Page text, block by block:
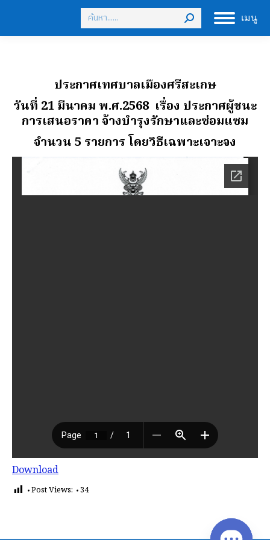
เมนู
Search:
ประกาศเทศบาลเมืองศรีสะเกษ
วันที่ 21 มีนาคม พ.ศ.2568 เรื่อง ประกาศผู้ชนะ
การเสนอราคา จ้างบํารุงรักษาและซ่อมแซม
จํานวน 5 รายการ โดยวิธีเฉพาะเจาะจง
Download
Post Views: 34